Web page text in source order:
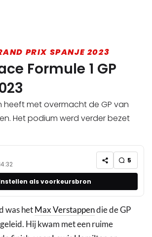
PRIX SPANJE 2023
Formule 1 GP
heeft met overmacht de GP van
Het podium werd verder bezet
5
als voorkeursbron
was hetMax Verstappendie de GP
Hij kwam met een ruime